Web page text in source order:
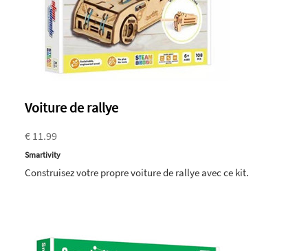
Voiture de rallye
€ 11.99
Smartivity
Construisez votre propre voiture de rallye avec ce kit.